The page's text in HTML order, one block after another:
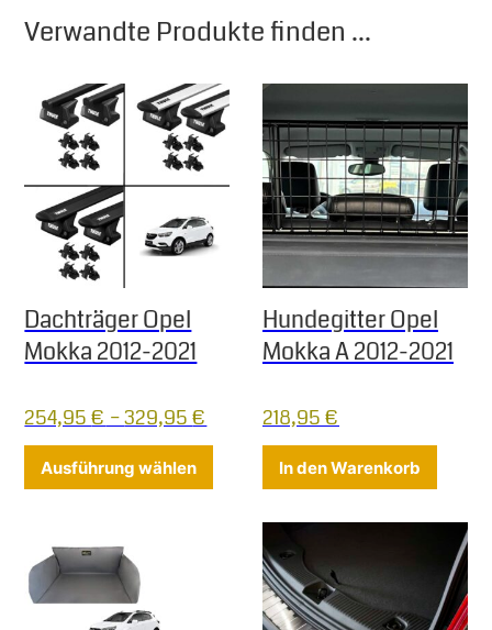
Verwandte Produkte finden ...
Dachträger Opel
Mokka 2012-2021
254,95€–329,95€
Ausführung wählen Dieses Produkt weist mehrere
Hundegitter Opel
Mokka A 2012-2021
218,95€
In den Warenkorb